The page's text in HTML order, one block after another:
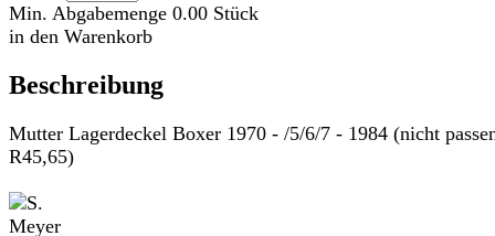
Min. Abgabemenge 0.00 Stück
in den Warenkorb
Beschreibung
Mutter Lagerdeckel Boxer 1970 - /5/6/7 - 1984 (nicht
R45,65)